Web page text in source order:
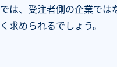
では、受注者側の企業で
く求められるでしょう。